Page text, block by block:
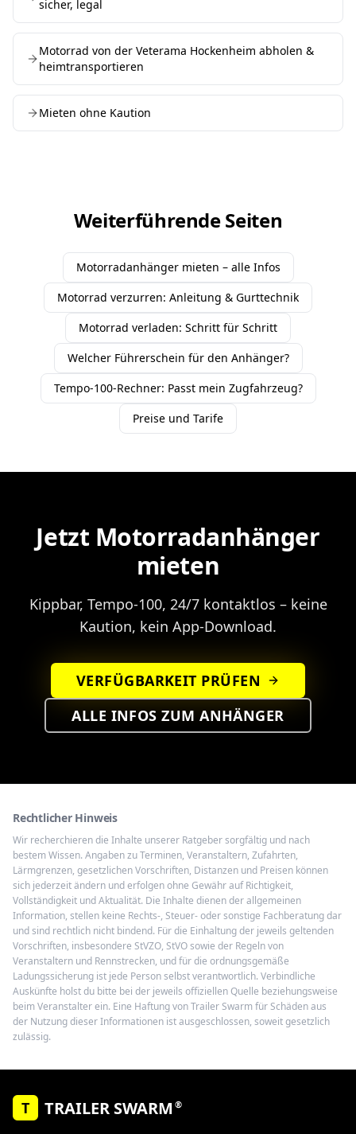
sicher, legal
Motorrad von der Veterama Hockenheim abholen &
heimtransportieren
Mieten ohne Kaution
Weiterführende Seiten
Motorradanhänger mieten – alle Infos
Motorrad verzurren: Anleitung & Gurttechnik
Motorrad verladen: Schritt für Schritt
Welcher Führerschein für den Anhänger?
Tempo-100-Rechner: Passt mein Zugfahrzeug?
Preise und Tarife
Jetzt Motorradanhänger
mieten
Kippbar, Tempo-100, 24/7 kontaktlos – keine
Kaution, kein App-Download.
VERFÜGBARKEIT PRÜFEN
ALLE INFOS ZUM ANHÄNGER
Rechtlicher Hinweis
Wir recherchieren die Inhalte unserer Ratgeber sorgfältig und nach
bestem Wissen. Angaben zu Terminen, Veranstaltern, Zufahrten,
Lärmgrenzen, gesetzlichen Vorschriften, Distanzen und Preisen können
sich jederzeit ändern und erfolgen ohne Gewähr auf Richtigkeit,
Vollständigkeit und Aktualität. Die Inhalte dienen der allgemeinen
Information, stellen keine Rechts-, Steuer- oder sonstige Fachberatung dar
und sind rechtlich nicht bindend. Für die Einhaltung der jeweils geltenden
Vorschriften, insbesondere StVZO, StVO sowie der Regeln von
Veranstaltern und Rennstrecken, und für die ordnungsgemäße
Ladungssicherung ist jede Person selbst verantwortlich. Verbindliche
Auskünfte holst du bitte bei der jeweils offiziellen Quelle beziehungsweise
beim Veranstalter ein. Eine Haftung von Trailer Swarm für Schäden aus
der Nutzung dieser Informationen ist ausgeschlossen, soweit gesetzlich
zulässig.
T TRAILER SWARM ®